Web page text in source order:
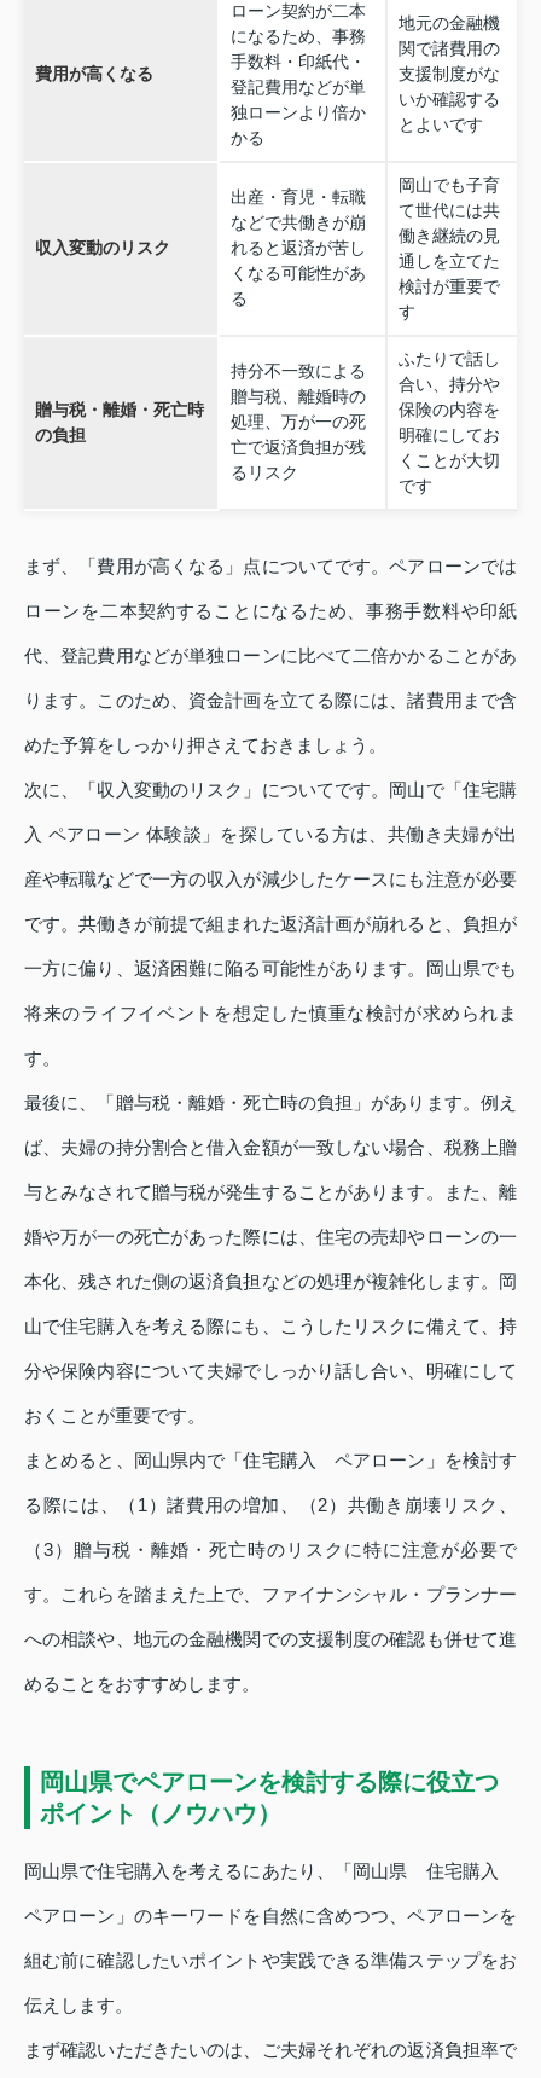
費用が高くなる
ローン契約が二本
になるため、事務
手数料・印紙代・
登記費用などが単
独ローンより倍か
かる
地元の金融機
関で諸費用の
支援制度がな
いか確認する
とよいです
収入変動のリスク
出産・育児・転職
などで共働きが崩
れると返済が苦し
くなる可能性があ
る
岡山でも子育
て世代には共
働き継続の見
通しを立てた
検討が重要で
す
贈与税・離婚・死亡時
の負担
持分不一致による
贈与税、離婚時の
処理、万が一の死
亡で返済負担が残
るリスク
ふたりで話し
合い、持分や
保険の内容を
明確にしてお
くことが大切
です
まず、「費用が高くなる」点についてです。ペアローンでは
ローンを二本契約することになるため、事務手数料や印紙
代、登記費用などが単独ローンに比べて二倍かかることがあ
ります。このため、資金計画を立てる際には、諸費用まで含
めた予算をしっかり押さえておきましょう。
次に、「収入変動のリスク」についてです。岡山で「住宅購
入 ペアローン 体験談」を探している方は、共働き夫婦が出
産や転職などで一方の収入が減少したケースにも注意が必要
です。共働きが前提で組まれた返済計画が崩れると、負担が
一方に偏り、返済困難に陥る可能性があります。岡山県でも
将来のライフイベントを想定した慎重な検討が求められま
す。
最後に、「贈与税・離婚・死亡時の負担」があります。例え
ば、夫婦の持分割合と借入金額が一致しない場合、税務上贈
与とみなされて贈与税が発生することがあります。また、離
婚や万が一の死亡があった際には、住宅の売却やローンの一
本化、残された側の返済負担などの処理が複雑化します。岡
山で住宅購入を考える際にも、こうしたリスクに備えて、持
分や保険内容について夫婦でしっかり話し合い、明確にして
おくことが重要です。
まとめると、岡山県内で「住宅購入 ペアローン」を検討す
る際には、（1）諸費用の増加、（2）共働き崩壊リスク、
（3）贈与税・離婚・死亡時のリスクに特に注意が必要で
す。これらを踏まえた上で、ファイナンシャル・プランナー
への相談や、地元の金融機関での支援制度の確認も併せて進
めることをおすすめします。
岡山県でペアローンを検討する際に役立つ
ポイント（ノウハウ）
岡山県で住宅購入を考えるにあたり、「岡山県 住宅購入
ペアローン」のキーワードを自然に含めつつ、ペアローンを
組む前に確認したいポイントや実践できる準備ステップをお
伝えします。
まず確認いただきたいのは、ご夫婦それぞれの返済負担率で